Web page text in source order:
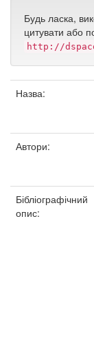
Будь ласка,
цитувати або
http://
Назва:
Автори:
Бібліографічний
опис: